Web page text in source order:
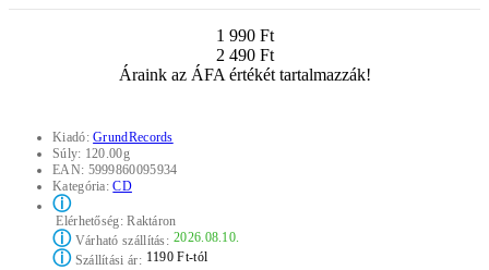
1 990 Ft
2 490 Ft
Áraink az ÁFA értékét tartalmazzák!
Kiadó:GrundRecords
Súly: 120.00g
EAN: 5999860095934
Kategória:CD
ⓘ
Elérhetőség:Raktáron
ⓘVárható szállítás: 2026.08.10.
ⓘSzállítási ár: 1190 Ft-tól